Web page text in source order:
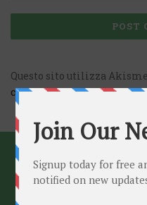
Questo sito utilizza
come vengono elaborati i